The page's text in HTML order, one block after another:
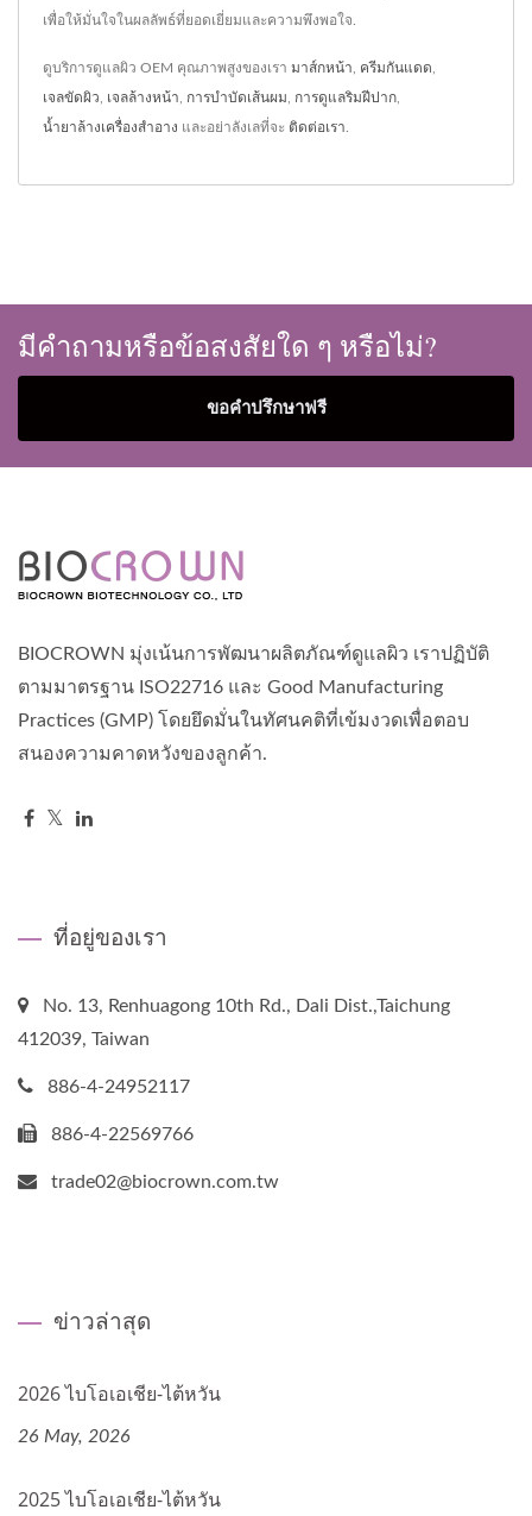
เพื่อให้มั่นใจในผลลัพธ์ที่ยอดเยี่ยมและความพึงพอใจ.
ดูบริการดูแลผิว OEM คุณภาพสูงของเรา มาส์กหน้า ครีมกันแดด
เจลขัดผิว เจลล้างหน้า การบำบัดเส้นผม การดูแลริมฝีปาก
น้ำยาล้างเครื่องสำอาง และอย่าลังเลที่จะ ติดต่อเรา
มีคำถามหรือข้อสงสัยใด ๆ หรือไม่?
ขอคำปรึกษาฟรี
BIOCROWN มุ่งเน้นการพัฒนาผลิตภัณฑ์ดูแลผิว เราปฏิบัติ
ตามมาตรฐาน ISO22716 และ Good Manufacturing
Practices (GMP) โดยยึดมั่นในทัศนคติที่เข้มงวดเพื่อตอบ
สนองความคาดหวังของลูกค้า.
ที่อยู่ของเรา
No. 13, Renhuagong 10th Rd., Dali Dist.,Taichung
412039, Taiwan
886-4-24952117
886-4-22569766
trade02@biocrown.com.tw
ข่าวล่าสุด
2026 ไบโอเอเชีย-ไต้หวัน
26 May, 2026
2025 ไบโอเอเชีย-ไต้หวัน